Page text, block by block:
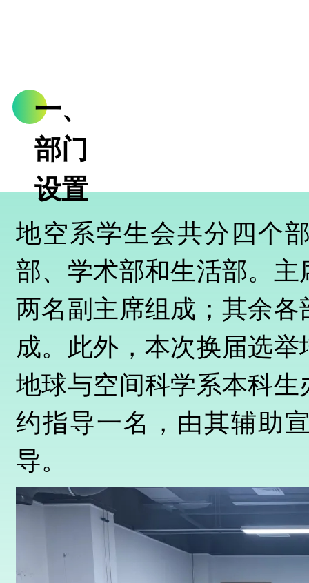
一、
部门
设置
地空系学生会共分四个
部、学术部和生活部。
两名副主席组成；其余
成。此外，本次换届选
地球与空间科学系本科
约指导一名，由其辅助
导。